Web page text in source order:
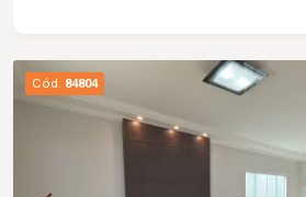
proporcionando conforto e
a dia.
Cód. 84804